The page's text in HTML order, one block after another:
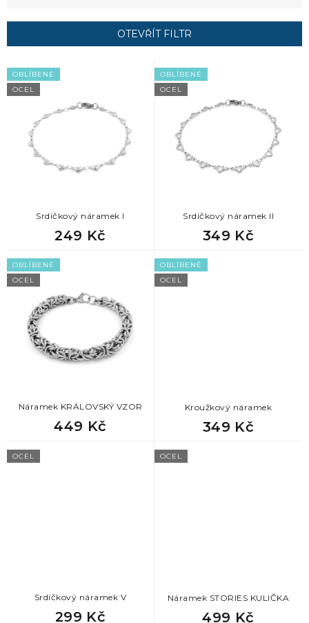
r
d
u
OTEVŘÍT FILTR
V
ý
p
OBLÍBENÉ
OCEL
Srdíčkový náramek I
249 Kč
OBLÍBENÉ
OCEL
Srdíčkový náramek II
349 Kč
OBLÍBENÉ
OCEL
Náramek KRÁLOVSKÝ VZOR
449 Kč
OBLÍBENÉ
OCEL
Kroužkový náramek
349 Kč
OCEL
Srdíčkový náramek V
299 Kč
OCEL
Náramek STORIES KULIČKA
499 Kč